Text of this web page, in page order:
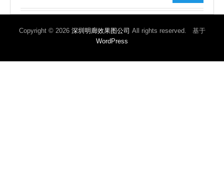
Copyright © 2026 深圳明廊效果图公司 All rights reserved. 基于
WordPress